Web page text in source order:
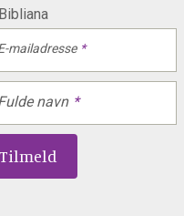
Bibliana
mailadresse
navn